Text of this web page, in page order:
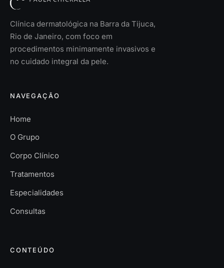
Clínica dermatológica na Barra da Tijuca,
Rio de Janeiro, com foco em
procedimentos minimamente invasivos e
no cuidado integral da pele.
NAVEGAÇÃO
Home
O Grupo
Corpo Clínico
Tratamentos
Especialidades
Consultas
CONTEÚDO